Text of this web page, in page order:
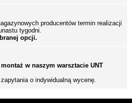
producentów termin realizacji
tygodni.
opcji.
w naszym warsztacie UNT
o indywidualną wycenę.